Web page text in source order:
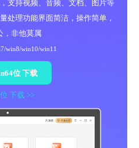
支持视频、音频、文档、图片等
处理功能界面简洁，操作简单，
，非他莫属
win8/win10/win11
位 下载
下载 >>